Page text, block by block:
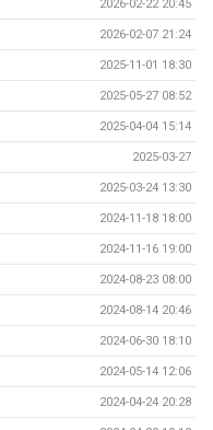
2026-02-22 20:45
2026-02-07 21:24
2025-11-01 18:30
2025-05-27 08:52
2025-04-04 15:14
2025-03-27
2025-03-24 13:30
2024-11-18 18:00
2024-11-16 19:00
2024-08-23 08:00
2024-08-14 20:46
2024-06-30 18:10
2024-05-14 12:06
2024-04-24 20:28